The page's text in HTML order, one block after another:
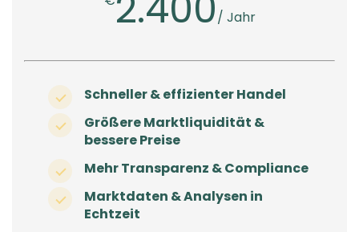
/ Jahr
Schneller & effizienter Handel
Größere Marktliquidität &
bessere Preise
Mehr Transparenz & Compliance
Marktdaten & Analysen in
Echtzeit